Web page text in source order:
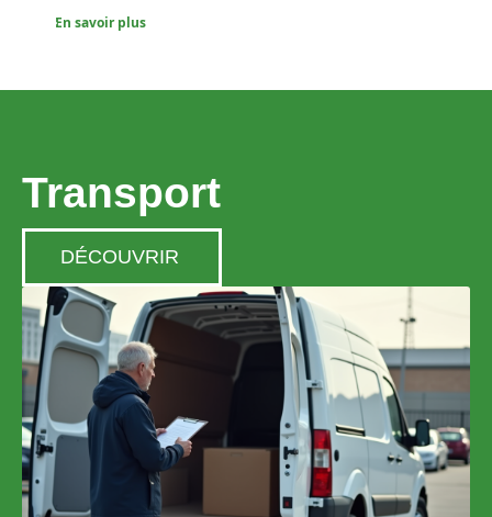
En savoir plus
Transport
DÉCOUVRIR